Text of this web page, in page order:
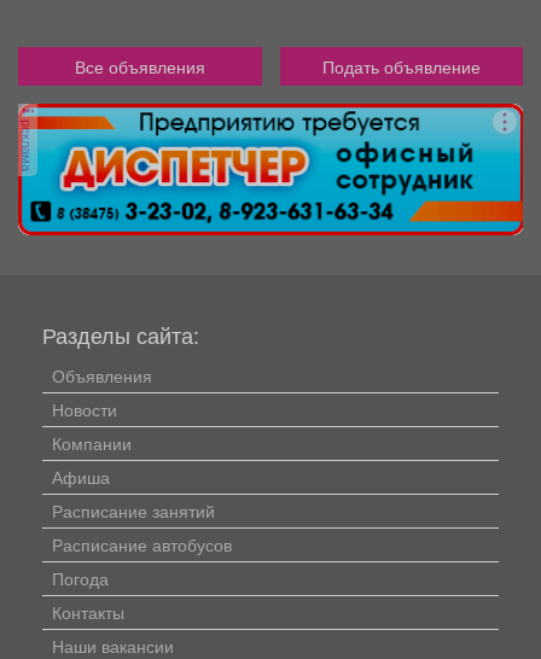
Все объявления Подать объявление
реклама
Разделы сайта:
Объявления
Новости
Компании
Афиша
Расписание занятий
Расписание автобусов
Погода
Контакты
Наши вакансии